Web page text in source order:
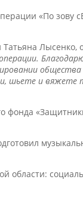
«По зову
Лысенко,
шьете и вяжете
фонда
области: